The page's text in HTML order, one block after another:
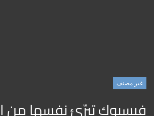
غير مصنف
فيسبوك تبرّئ نفسها